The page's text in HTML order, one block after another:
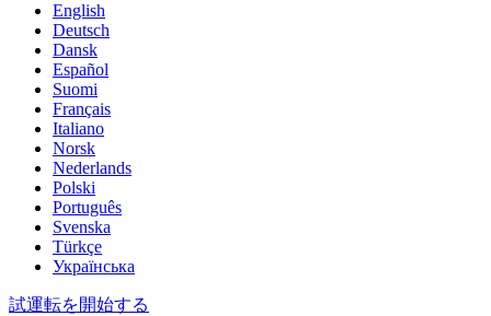
English
Deutsch
Dansk
Español
Suomi
Français
Italiano
Norsk
Nederlands
Polski
Português
Svenska
Türkçe
Українська
試運転を開始する